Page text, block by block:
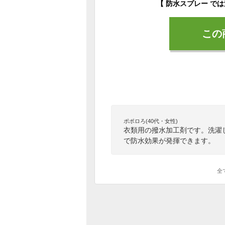
こ
ポポロろ(40代・女性)
衣類用の撥水加工剤です。洗
で防水効果が発揮できます。
全